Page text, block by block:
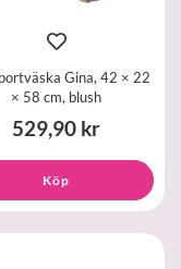
Gina, 42 × 22
× 58 cm, blush
529,90 kr
Köp